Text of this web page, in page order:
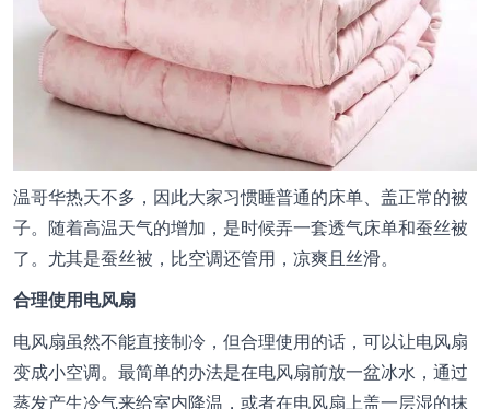
温哥华热天不多，因此大家习惯睡普通的床单、盖正常的被
子。随着高温天气的增加，是时候弄一套透气床单和蚕丝被
了。尤其是蚕丝被，比空调还管用，凉爽且丝滑。
合理使用电风扇
电风扇虽然不能直接制冷，但合理使用的话，可以让电风扇
变成小空调。最简单的办法是在电风扇前放一盆冰水，通过
蒸发产生冷气来给室内降温，或者在电风扇上盖一层湿的抹